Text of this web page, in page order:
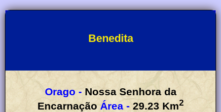
Benedita
Orago - Nossa Senhora da
Encarnação Área - 29.23 Km2